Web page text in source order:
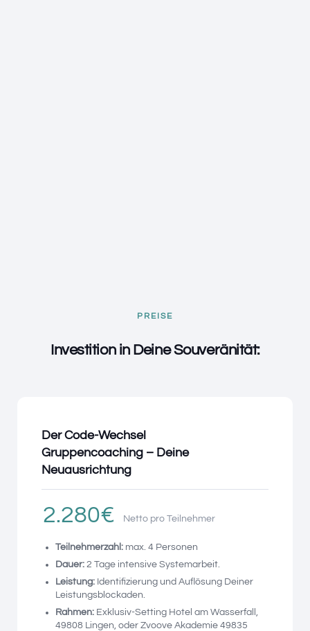
PREISE
Investition in Deine Souveränität:
Der Code-Wechsel
Gruppencoaching – Deine
Neuausrichtung
2.280€ Netto pro Teilnehmer
Teilnehmerzahl: max. 4 Personen
Dauer: 2 Tage intensive Systemarbeit.
Leistung: Identifizierung und Auflösung Deiner
Leistungsblockaden.
Rahmen: Exklusiv-Setting Hotel am Wasserfall,
49808 Lingen, oder Zvoove Akademie 49835